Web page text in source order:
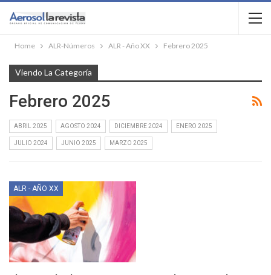
Home ALR-Números ALR - Año XX Febrero 2025
Viendo La Categoría
Febrero 2025
ABRIL 2025 AGOSTO 2024 DICIEMBRE 2024 ENERO 2025
JULIO 2024 JUNIO 2025 MARZO 2025
ALR - AÑO XX